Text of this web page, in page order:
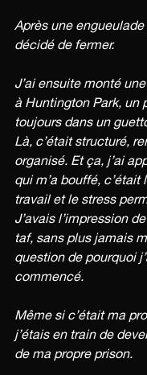
Après une engueulade
décidé de fermer.
J’ai ensuite monté
à Huntington Park, un
toujours dans un
Là, c’était structuré,
organisé. Et ça, j’ai
qui m’a bouffé, c’était
travail et le stress
J’avais l’impression
taf, sans plus jamais
question de pourquoi
commencé.
Même si c’était ma
j’étais en train de
de ma propre prison.